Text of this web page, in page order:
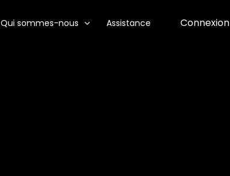
Qui sommes-nous Assistance Connexion